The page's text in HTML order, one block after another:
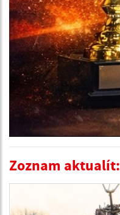
Zoznam aktualít: